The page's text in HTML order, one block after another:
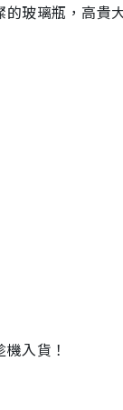
玻璃瓶，高貴
入貨！